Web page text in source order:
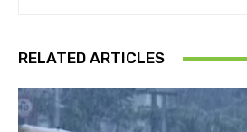
RELATED ARTICLES